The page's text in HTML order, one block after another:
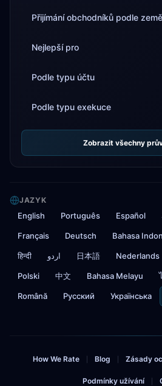
Přijímání obchodníků podle země
Nejlepší pro
Podle typu účtu
Podle typu exekuce
Zobrazit všechny
JAZYK
English Português Español
Français Deutsch Bahasa
हिन्दी اردو 日本語 Nederlands
Polski 中文 Bahasa Melayu
Română Русский Українська
How We Rate Blog Zásady
Podmínky užívání